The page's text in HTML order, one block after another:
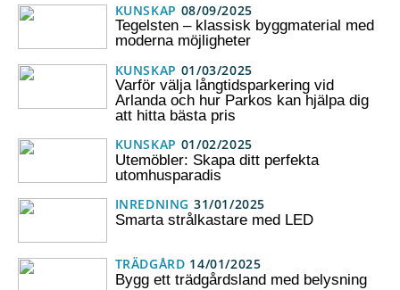
KUNSKAP 08/09/2025
Tegelsten – klassisk byggmaterial med
moderna möjligheter
KUNSKAP 01/03/2025
Varför välja långtidsparkering vid
Arlanda och hur Parkos kan hjälpa dig
att hitta bästa pris
KUNSKAP 01/02/2025
Utemöbler: Skapa ditt perfekta
utomhusparadis
INREDNING 31/01/2025
Smarta strålkastare med LED
TRÄDGÅRD 14/01/2025
Bygg ett trädgårdsland med belysning